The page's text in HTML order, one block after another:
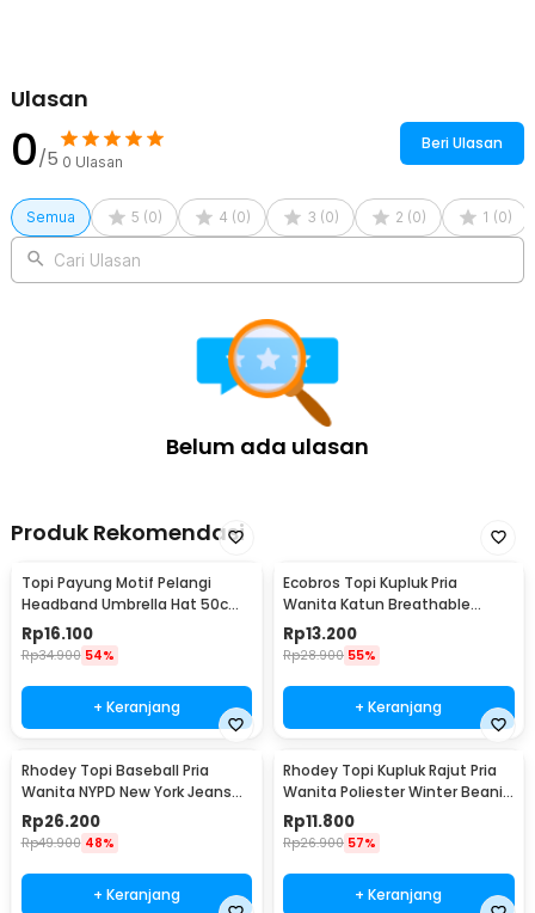
1 x HappySport Bandana Headband Olahraga Elastic Sport
Ulasan
0/5 0 Ulasan
Beri Ulasan
Semua 5 (0) 4 (0) 3 (0) 2 (0) 1 (0)
Cari Ulasan
Belum ada ulasan
Produk Rekomendasi
Topi Payung Motif Pelangi
Headband Umbrella Hat 50cm
- W655
Rp16.100
Rp34.900 54%
+ Keranjang
Ecobros Topi Kupluk Pria
Wanita Katun Breathable
Winter Beanie Hat - EC001
Rp13.200
Rp28.900 55%
+ Keranjang
Rhodey Topi Baseball Pria
Wanita NYPD New York Jeans
Polyester Cap - S8R
Rp26.200
Rp49.900 48%
+ Keranjang
Rhodey Topi Kupluk Rajut Pria
Wanita Poliester Winter Beanie
Hat - R54
Rp11.800
Rp26.900 57%
+ Keranjang